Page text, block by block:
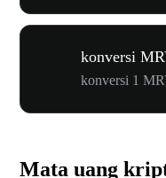
konversi
konversi 1
Mata uang